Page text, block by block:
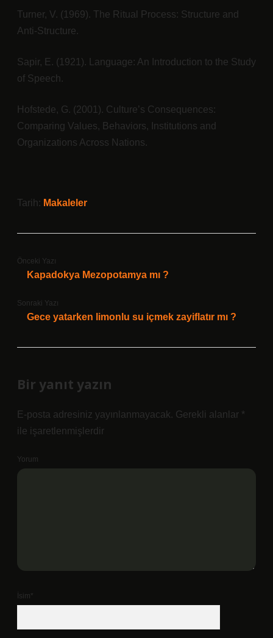
Turner, V. (1969). The Ritual Process: Structure and
Anti-Structure.
Sapir, E. (1921). Language: An Introduction to the Study
of Speech.
Hofstede, G. (2001). Culture’s Consequences:
Comparing Values, Behaviors, Institutions and
Organizations Across Nations.
Tarih: Makaleler
Önceki Yazı
Kapadokya Mezopotamya mı ?
Sonraki Yazı
Gece yatarken limonlu su içmek zayiflatır mı ?
Bir yanıt yazın
E-posta adresiniz yayınlanmayacak. Gerekli alanlar *
ile işaretlenmişlerdir
Yorum
İsim*